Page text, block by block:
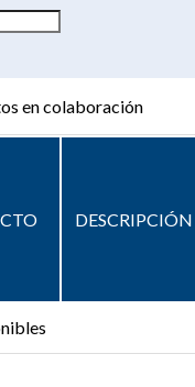
en colaboración
DESCRIPCIÓN